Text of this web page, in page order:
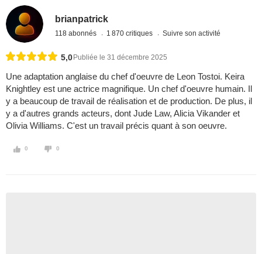
brianpatrick
118 abonnés 1 870 critiques Suivre son activité
5,0 Publiée le 31 décembre 2025
Une adaptation anglaise du chef d'oeuvre de Leon Tostoi. Keira
Knightley est une actrice magnifique. Un chef d'oeuvre humain. Il
y a beaucoup de travail de réalisation et de production. De plus, il
y a d'autres grands acteurs, dont Jude Law, Alicia Vikander et
Olivia Williams. C'est un travail précis quant à son oeuvre.
0 0